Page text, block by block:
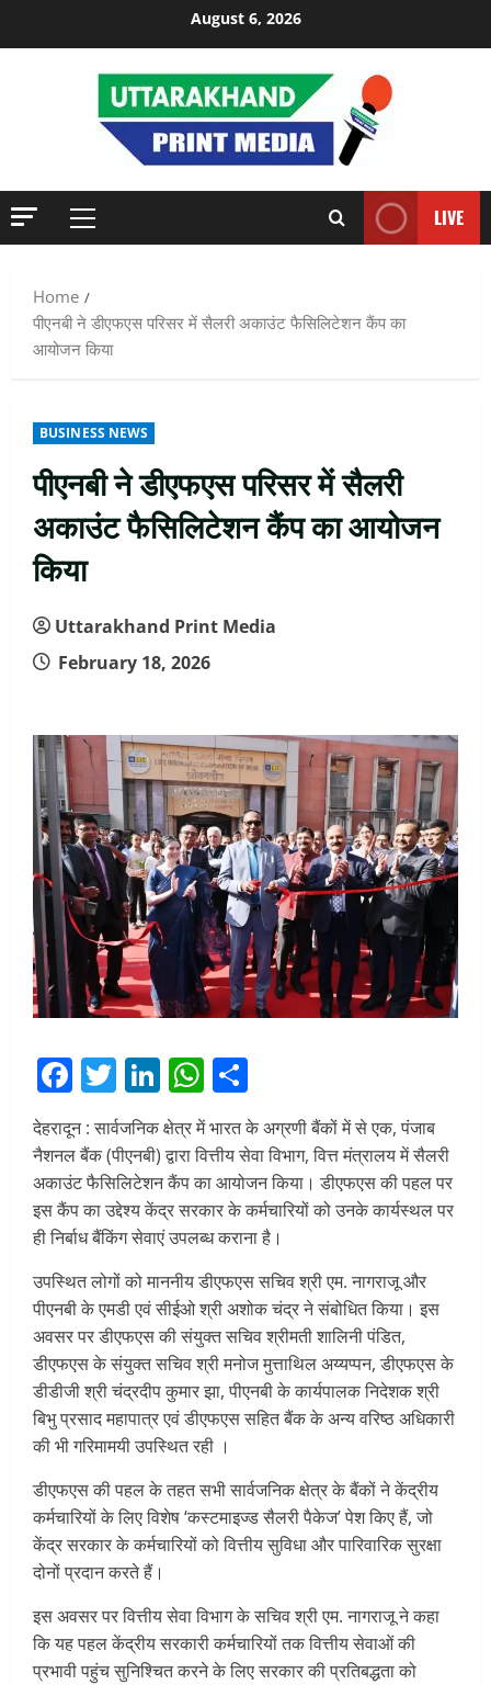
August 6, 2026
Primary
LIVE
Home
पीएनबी ने डीएफएस परिसर में सैलरी अकाउंट फैसिलिटेशन कैंप का
आयोजन किया
BUSINESS NEWS
पीएनबी ने डीएफएस परिसर में सैलरी
अकाउंट फैसिलिटेशन कैंप का आयोजन
किया
Uttarakhand Print Media
February 18, 2026
Facebook
Twitter
LinkedIn
WhatsApp
देहरादून : सार्वजनिक क्षेत्र में भारत के अग्रणी बैंकों में से एक, पंजाब
नैशनल बैंक (पीएनबी) द्वारा वित्तीय सेवा विभाग, वित्त मंत्रालय में सैलरी
अकाउंट फैसिलिटेशन कैंप का आयोजन किया। डीएफएस की पहल पर
इस कैंप का उद्देश्य केंद्र सरकार के कर्मचारियों को उनके कार्यस्थल पर
ही निर्बाध बैंकिंग सेवाएं उपलब्ध कराना है।
उपस्थित लोगों को माननीय डीएफएस सचिव श्री एम. नागराजू और
पीएनबी के एमडी एवं सीईओ श्री अशोक चंद्र ने संबोधित किया। इस
अवसर पर डीएफएस की संयुक्त सचिव श्रीमती शालिनी पंडित,
डीएफएस के संयुक्त सचिव श्री मनोज मुत्ताथिल अय्यप्पन, डीएफएस के
डीडीजी श्री चंद्रदीप कुमार झा, पीएनबी के कार्यपालक निदेशक श्री
बिभु प्रसाद महापात्र एवं डीएफएस सहित बैंक के अन्य वरिष्ठ अधिकारी
की भी गरिमामयी उपस्थित रही ।
डीएफएस की पहल के तहत सभी सार्वजनिक क्षेत्र के बैंकों ने केंद्रीय
कर्मचारियों के लिए विशेष ‘कस्टमाइज्ड सैलरी पैकेज’ पेश किए हैं, जो
केंद्र सरकार के कर्मचारियों को वित्तीय सुविधा और पारिवारिक सुरक्षा
दोनों प्रदान करते हैं।
इस अवसर पर वित्तीय सेवा विभाग के सचिव श्री एम. नागराजू ने कहा
कि यह पहल केंद्रीय सरकारी कर्मचारियों तक वित्तीय सेवाओं की
प्रभावी पहुंच सुनिश्चित करने के लिए सरकार की प्रतिबद्धता को